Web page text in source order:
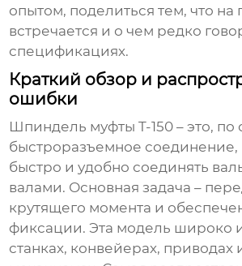
опытом, поделиться тем, что на
встречается и о чем редко
спецификациях.
Краткий обзор и
ошибки
Шпиндель муфты T-150 – это, по
быстроразъемное
быстро и удобно соединять
валами. Основная задача –
крутящего момента и
фиксации. Эта модель широко
станках, конвейерах, приводах